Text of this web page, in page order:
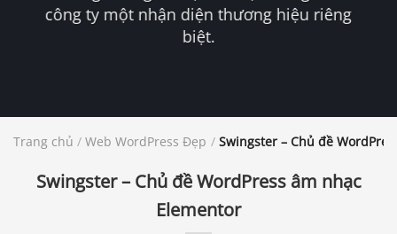
công ty một nhận diện thương hiệu riêng
biệt.
Trang chủ / Web WordPress Đẹp / Swingster – Chủ đề
Swingster – Chủ đề WordPress âm nhạc
Elementor